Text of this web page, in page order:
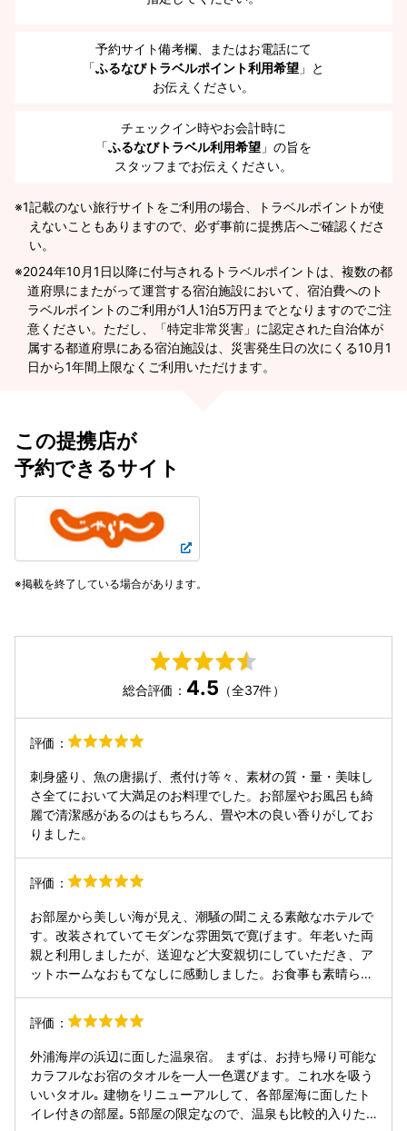
予約サイト備考欄、またはお電話にて
「ふるなびトラベルポイント利用希望 」と
お伝えください。
チェックイン時やお会計時に
「ふるなびトラベル利用希望 」の旨を
スタッフまでお伝えください。
※1記載のない旅行サイトをご利用の場合、トラベルポイントが使
えないこともありますので、必ず事前に提携店へご確認くださ
い。
2024年10月1日以降に付与されるトラベルポイントは、複数の都
道府県にまたがって運営する宿泊施設において、宿泊費へのト
ラベルポイントのご利用が1人1泊5万円までとなりますのでご注
意ください。ただし、「特定非常災害」に認定された自治体が
属する都道府県にある宿泊施設は、災害発生日の次にくる10月1
日から1年間上限なくご利用いただけます。
この提携店が
予約できるサイト
掲載を終了している場合があります。
総合評価： 4.5 （全37件）
評価：
刺身盛り、魚の唐揚げ、煮付け等々、素材の質・量・美味し
さ全てにおいて大満足のお料理でした。お部屋やお風呂も綺
麗で清潔感があるのはもちろん、畳や木の良い香りがしてお
りました。
評価：
お部屋から美しい海が見え、潮騒の聞こえる素敵なホテルで
す。改装されていてモダンな雰囲気で寛げます。年老いた両
親と利用しましたが、送迎など大変親切にしていただき、ア
ットホームなおもてなしに感動しました。お食事も素晴らし
どなたかのレビューにありましたが、ほんとにお昼ご飯は軽
くしてきた方がいいです。お風呂場は気持ちよく清掃されて
おり、源泉掛け流しの温泉も良かったです。夏にまた利用し
たい！ありがとうございました。
評価：
外浦海岸の浜辺に面した温泉宿。 まずは、お持ち帰り可能な
カラフルなお宿のタオルを一人一色選びます。これ水を吸う
いいタオル｡ 建物をリニューアルして、各部屋海に面したト
イレ付きの部屋｡ 5部屋の限定なので、温泉も比較的入りた